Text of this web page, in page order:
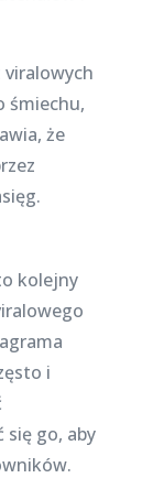
śmiechu,
że
kolejny
i
go, aby